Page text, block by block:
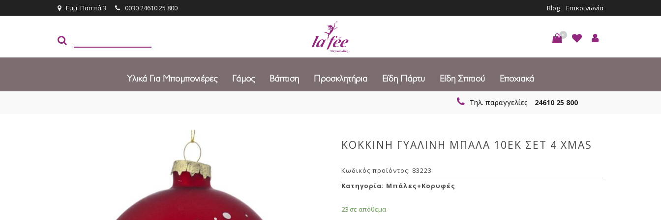
Εμμ. Παππά 3 0030 24610 25 800 Blog Επικοινωνία
0
Υλικά Για Μπομπονιέρες Γάμος Βάπτιση Προσκλητήρια Είδη Πάρτυ Είδη Σπιτιού Εποχιακά
Τηλ. παραγγελίες 24610 25 800
ΚΟΚΚΙΝΗ ΓΥΑΛΙΝΗ ΜΠΑΛΑ 10ΕΚ ΣΕΤ 4 XMAS
Κωδικός προϊόντος: 83223
Κατηγορία: Μπάλες+Κορυφές
23 σε απόθεμα